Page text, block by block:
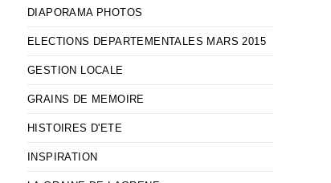
DIAPORAMA PHOTOS
ELECTIONS DEPARTEMENTALES MARS 2015
GESTION LOCALE
GRAINS DE MEMOIRE
HISTOIRES D'ETE
INSPIRATION